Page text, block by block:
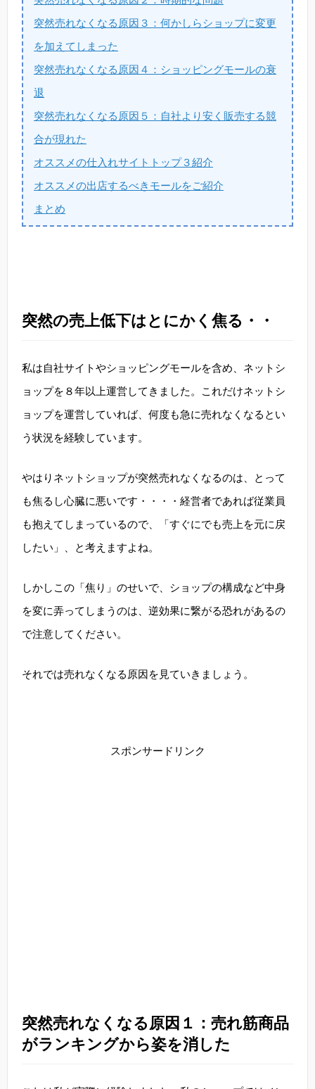
突然売れなくなる原因３：何かしらショップに変更
を加えてしまった
突然売れなくなる原因４：ショッピングモールの衰
退
突然売れなくなる原因５：自社より安く販売する競
合が現れた
オススメの仕入れサイトトップ３紹介
オススメの出店するべきモールをご紹介
まとめ
突然の売上低下はとにかく焦る・・
私は自社サイトやショッピングモールを含め、ネットシ
ョップを８年以上運営してきました。これだけネットシ
ョップを運営していれば、何度も急に売れなくなるとい
う状況を経験しています。
やはりネットショップが突然売れなくなるのは、とって
も焦るし心臓に悪いです・・・・経営者であれば従業員
も抱えてしまっているので、「すぐにでも売上を元に戻
したい」、と考えますよね。
しかしこの「焦り」のせいで、ショップの構成など中身
を変に弄ってしまうのは、逆効果に繋がる恐れがあるの
で注意してください。
それでは売れなくなる原因を見ていきましょう。
スポンサードリンク
突然売れなくなる原因１：売れ筋商品
がランキングから姿を消した